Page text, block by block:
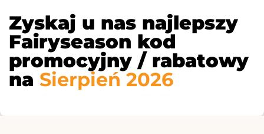
Zyskaj u nas najlepszy
Fairyseason kod
promocyjny / rabatowy
na Sierpień 2026